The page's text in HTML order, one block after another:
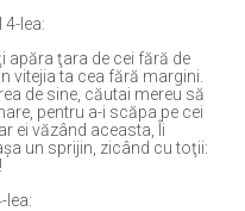
4-lea:
apăra ţara de cei fără de
vitejia ta cea fără margini.
de sine, căutai mereu să
pentru a-i scăpa pe cei
ei văzând aceasta, Îi
un sprijin, zicând cu toţii:
lea: